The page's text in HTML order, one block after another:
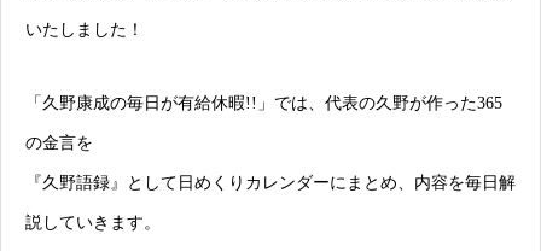
いたしました！
「久野康成の毎日が有給休暇!!」では、代表の久野が作った365
の金言を
『久野語録』として日めくりカレンダーにまとめ、内容を毎日解
説していきます。